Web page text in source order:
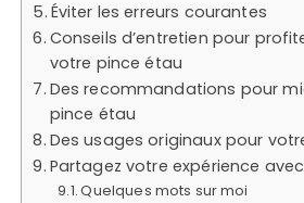
Éviter les erreurs courantes
Conseils d’entretien pour
votre pince étau
Des recommandations pour
pince étau
Des usages originaux pour
Partagez votre expérience
Quelques mots sur moi